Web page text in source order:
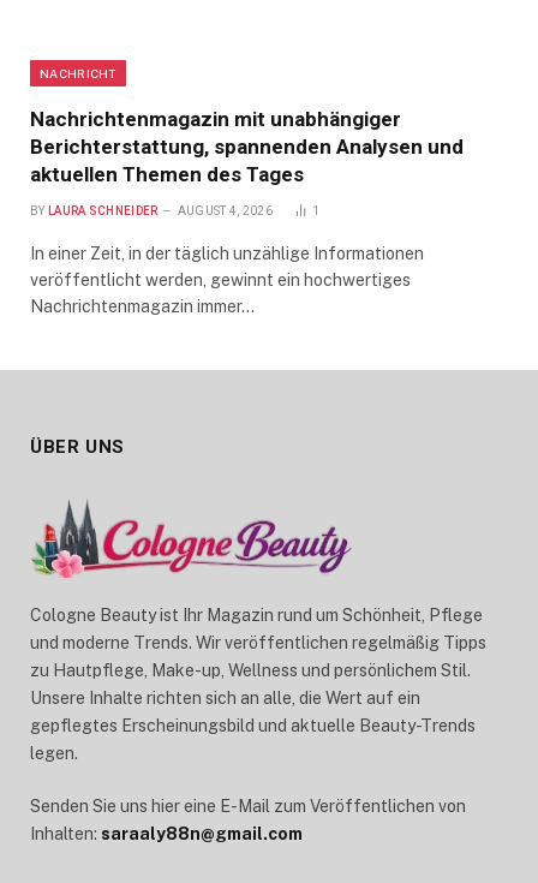
NACHRICHT
Nachrichtenmagazin mit unabhängiger
Berichterstattung, spannenden Analysen und
aktuellen Themen des Tages
BY LAURA SCHNEIDER AUGUST 4, 2026 1
In einer Zeit, in der täglich unzählige Informationen
veröffentlicht werden, gewinnt ein hochwertiges
Nachrichtenmagazin immer…
ÜBER UNS
Cologne Beauty ist Ihr Magazin rund um Schönheit, Pflege
und moderne Trends. Wir veröffentlichen regelmäßig Tipps
zu Hautpflege, Make-up, Wellness und persönlichem Stil.
Unsere Inhalte richten sich an alle, die Wert auf ein
gepflegtes Erscheinungsbild und aktuelle Beauty-Trends
legen.
Senden Sie uns hier eine E-Mail zum Veröffentlichen von
Inhalten: saraaly88n@gmail.com